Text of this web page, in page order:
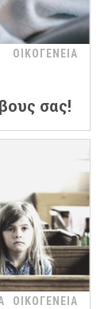
ΟΙΚΟΓΕΝΕΙΑ
σας!
ΟΙΚΟΓΕΝΕΙΑ